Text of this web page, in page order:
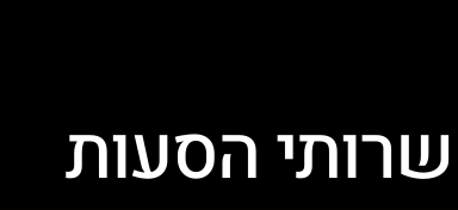
שרותי הסעות